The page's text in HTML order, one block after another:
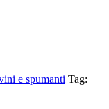
e spumanti Tag: